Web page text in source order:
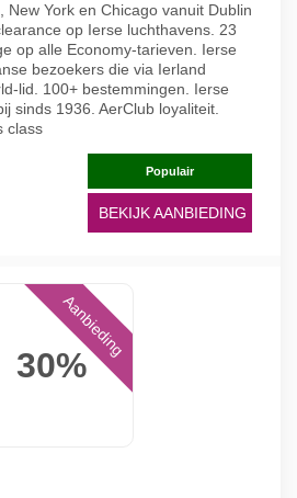
New York en Chicago vanuit Dublin
op Ierse luchthavens. 23
op alle Economy-tarieven. Ierse
bezoekers die via Ierland
lid. 100+ bestemmingen. Ierse
sinds 1936. AerClub loyaliteit.
class
Populair
BEKIJK AANBIEDING
30%
Aanbieding